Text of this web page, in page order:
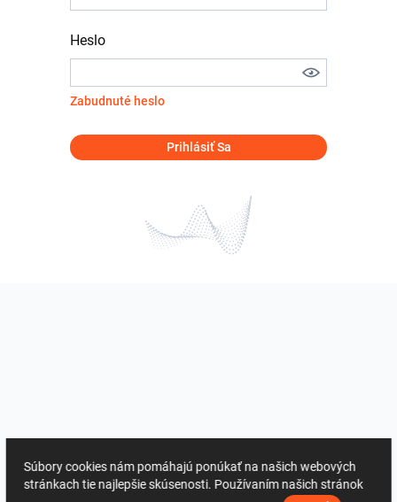
Heslo
Zabudnuté heslo
Prihlásiť Sa
Súbory cookies nám pomáhajú ponúkať na našich webových
stránkach tie najlepšie skúsenosti. Používaním našich stránok